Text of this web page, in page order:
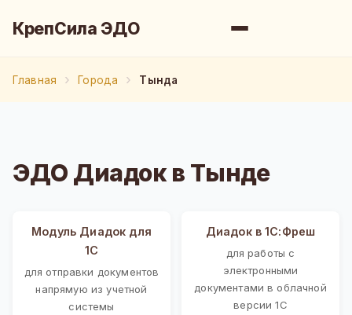
КрепСила ЭДО
Главная Города Тында
ЭДО Диадок в Тынде
Модуль Диадок для
1С
для отправки документов
напрямую из учетной
системы
Диадок в 1С:Фреш
для работы с
электронными
документами в облачной
версии 1С